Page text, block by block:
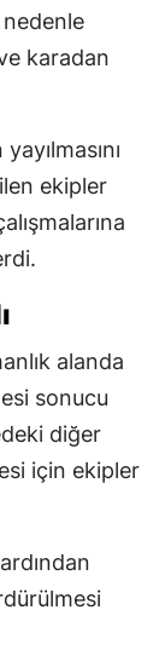
nedenle
karadan
ekipler
alanda
sonucu
diğer
için ekipler